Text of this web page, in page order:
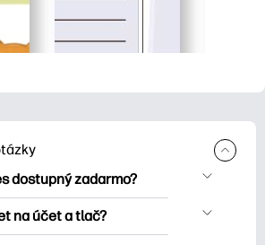
dostupný zadarmo?
viac ako 2500
tlačiarní na tlač.
na účet a tlač?